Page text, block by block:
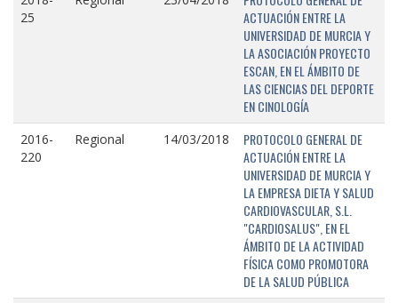
25
ACTUACIÓN ENTRE LA
UNIVERSIDAD DE MURCIA Y
LA ASOCIACIÓN PROYECTO
ESCAN, EN EL ÁMBITO DE
LAS CIENCIAS DEL DEPORTE
EN CINOLOGÍA
2016-
220
Regional 14/03/2018
PROTOCOLO GENERAL DE
ACTUACIÓN ENTRE LA
UNIVERSIDAD DE MURCIA Y
LA EMPRESA DIETA Y SALUD
CARDIOVASCULAR, S.L.
"CARDIOSALUS", EN EL
ÁMBITO DE LA ACTIVIDAD
FÍSICA COMO PROMOTORA
DE LA SALUD PÚBLICA